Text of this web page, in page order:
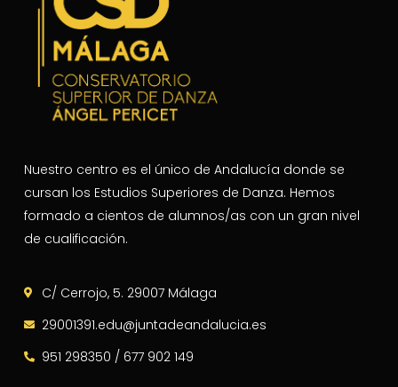
Nuestro centro es el único de Andalucía donde se
cursan los Estudios Superiores de Danza. Hemos
formado a cientos de alumnos/as con un gran nivel
de cualificación.
C/ Cerrojo, 5. 29007 Málaga
29001391.edu@juntadeandalucia.es
951 298350 / 677 902 149